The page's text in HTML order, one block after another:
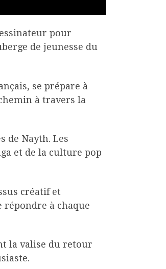
pour
de jeunesse du
se prépare à
à travers la
de Nayth. Les
et de la culture pop
créatif et
à chaque
la valise du retour